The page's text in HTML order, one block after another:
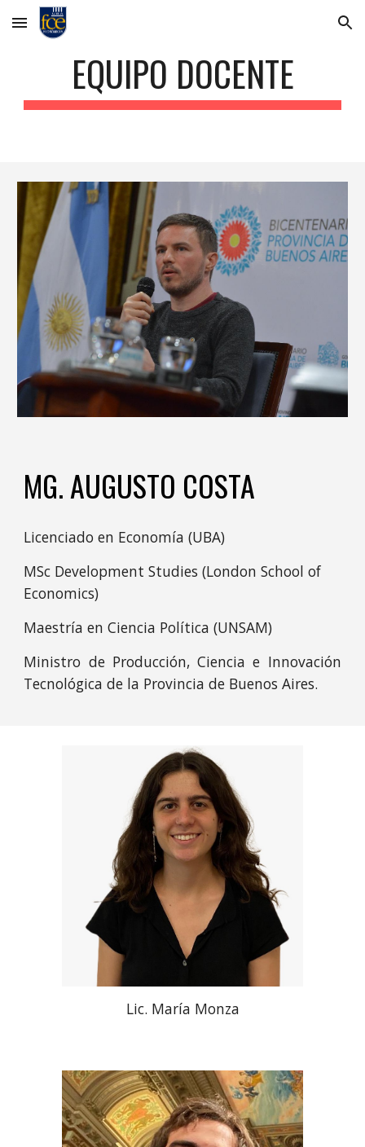
Skip to main content Skip to navigation
EQUIPO DOCENTE
MG. AUGUSTO COSTA
Licenciado en Economía (UBA)
MSc Development Studies (London School of
Economics)
Maestría en Ciencia Política (UNSAM)
Ministro de Producción, Ciencia e Innovación
Tecnológica de la Provincia de Buenos Aires.
Lic. María Monza